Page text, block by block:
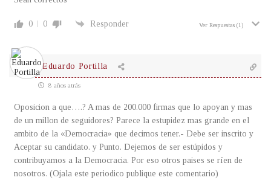
0 0 Responder Ver Respuestas (1)
Eduardo Portilla
8 años atrás
Oposicion a que….? A mas de 200.000 firmas que lo apoyan y mas
de un millon de seguidores? Parece la estupidez mas grande en el
ambito de la «Democracia» que decimos tener.- Debe ser inscrito y
Aceptar su candidato. y Punto. Dejemos de ser estúpidos y
contribuyamos a la Democracia. Por eso otros paises se ríen de
nosotros. (Ojala este periodico publique este comentario)